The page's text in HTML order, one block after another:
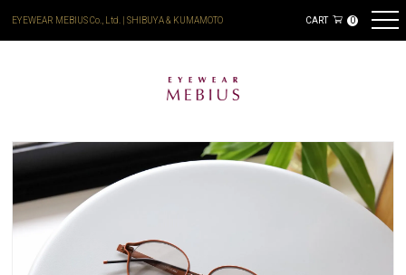
EYEWEAR MEBIUS Co., Ltd. | SHIBUYA & KUMAMOTO CART 0